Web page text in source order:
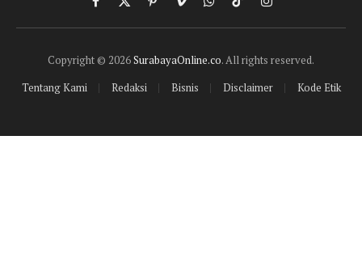
Facebook
X
(Twitter)
PinterestVimeoWhatsApp
TikTokInstagram
Copyright © 2026SurabayaOnline.co. All rights reserved.
Tentang Kami
Redaksi Bisnis Disclaimer Kode Etik